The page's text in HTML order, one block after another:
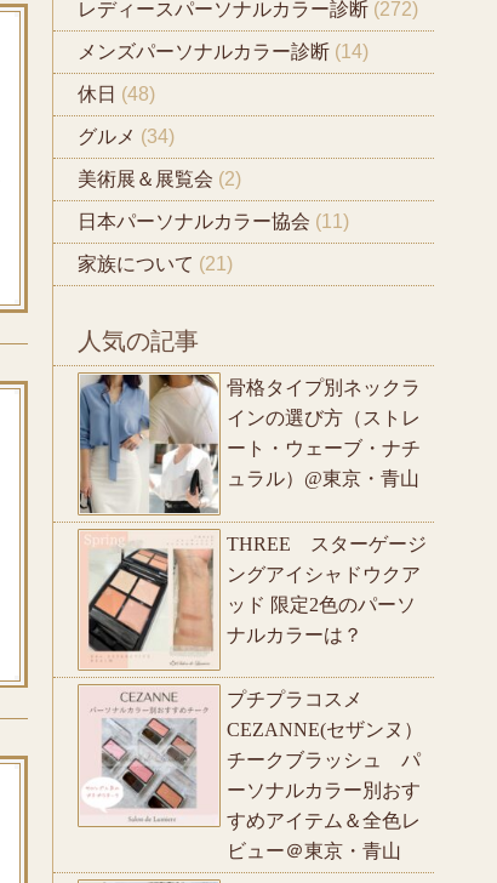
レディースパーソナルカラー診断 (272)
メンズパーソナルカラー診断 (14)
休日 (48)
グルメ (34)
美術展＆展覧会 (2)
日本パーソナルカラー協会 (11)
家族について (21)
人気の記事
骨格タイプ別ネックラ
インの選び方（ストレ
ート・ウェーブ・ナチ
ュラル）@東京・青山
THREE スターゲージ
ングアイシャドウクア
ッド 限定2色のパーソ
ナルカラーは？
プチプラコスメ
CEZANNE(セザンヌ）
チークブラッシュ パ
ーソナルカラー別おす
すめアイテム＆全色レ
ビュー＠東京・青山